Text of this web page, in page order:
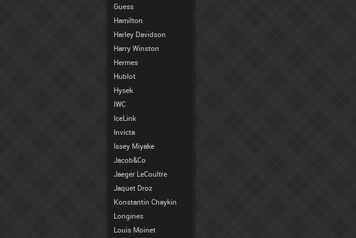
Guess
Hamilton
Harley Davidson
Harry Winston
Hermes
Hublot
Hysek
IWC
IceLink
Invicta
Issey Miyake
Jacob&Co
Jaeger LeCoultre
Jaquet Droz
Konstantin Chaykin
Longines
Louis Moinet